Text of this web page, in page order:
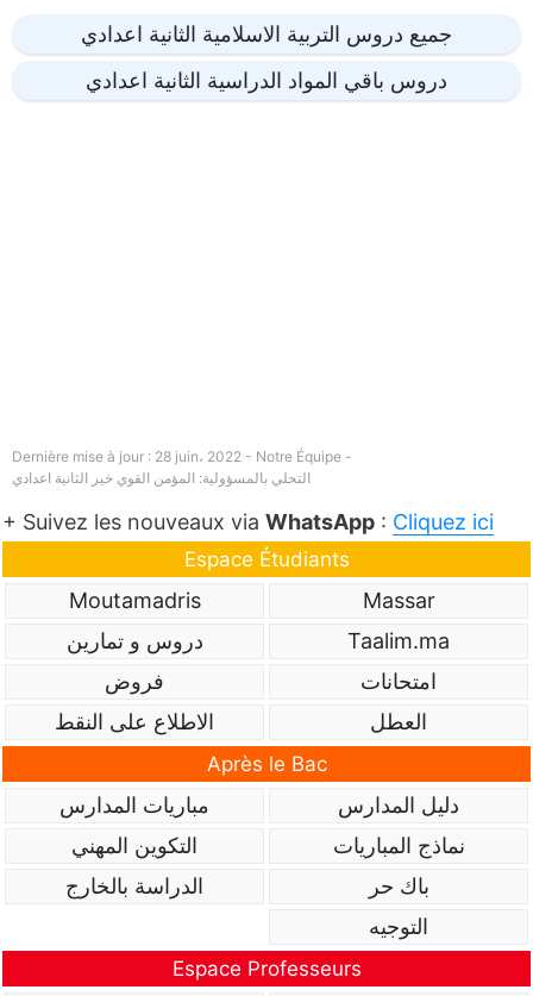
جميع دروس التربية الاسلامية الثانية اعدادي
دروس باقي المواد الدراسية الثانية اعدادي
Dernière mise à jour : 28 juin، 2022 - Notre Équipe -
التحلي بالمسؤولية: المؤمن القوي خير الثانية اعدادي
+ Suivez les nouveaux via WhatsApp : Cliquez ici
Espace Étudiants
Massar
Moutamadris
Taalim.ma
دروس و تمارين
امتحانات
فروض
العطل
الاطلاع على النقط
Après le Bac
دليل المدارس
مباريات المدارس
نماذج المباريات
التكوين المهني
باك حر
الدراسة بالخارج
التوجيه
Espace Professeurs